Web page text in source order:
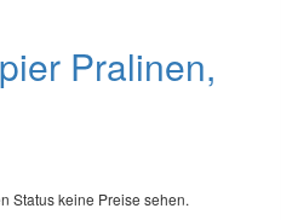
Pralinen,
Status keine Preise sehen.